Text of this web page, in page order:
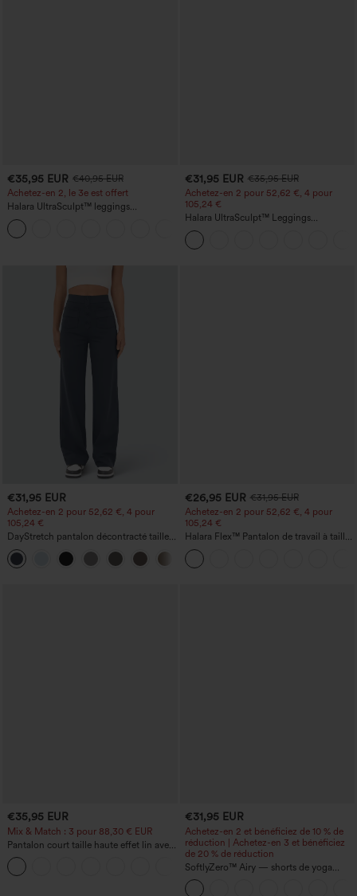
€35,95 EUR €40,95 EUR
Achetez-en 2, le 3e est offert
Halara UltraSculpt™ leggings
d'entraînement taille haute — fronces
liftantes pour le fessier, maintien gainant
du ventre et poche
€31,95 EUR €35,95 EUR
Achetez-en 2 pour 52,62 €, 4 pour
105,24 €
Halara UltraSculpt™ Leggings
d'entraînement sculptants taille haute,
effet ventre plat, avec poche
€31,95 EUR
Achetez-en 2 pour 52,62 €, 4 pour
105,24 €
DayStretch pantalon décontracté taille
haute avec poches et coupe droite
€26,95 EUR €31,95 EUR
Achetez-en 2 pour 52,62 €, 4 pour
105,24 €
Halara Flex™ Pantalon de travail à taille
haute, jambe large, avec poches, en
maille gaufrée
€35,95 EUR
Mix & Match : 3 pour 88,30 € EUR
Pantalon court taille haute effet lin avec
poche zippée
+7
€31,95 EUR
Achetez-en 2 et bénéficiez de 10 % de
réduction | Achetez-en 3 et bénéficiez
de 20 % de réduction
SoftlyZero™ Airy — shorts de yoga
super taille haute 2-en-1 InstantCool
avec poches